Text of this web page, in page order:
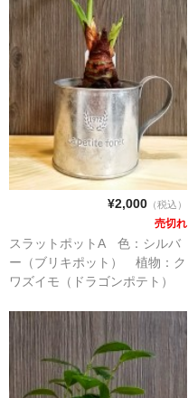
¥2,000（税込）
売切れ
スラットポットA 色：シルバ
ー（ブリキポット） 植物：ク
ワズイモ（ドラゴンポテト）